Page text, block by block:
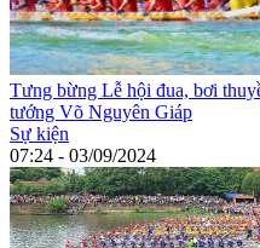
Tưng bừng Lễ hội đua, bơi
tướng Võ Nguyên Giáp
Sự kiện
07:24 - 03/09/2024